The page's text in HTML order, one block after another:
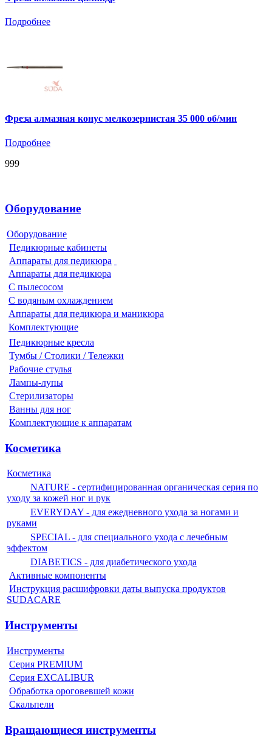
Подробнее
Фреза алмазная конус мелкозернистая 35 000 об/мин
Подробнее
999
Оборудование
Оборудование
Педикюрные кабинеты
Аппараты для педикюра
Аппараты для педикюра
С пылесосом
С водяным охлаждением
Аппараты для педикюра и маникюра
Комплектующие
Педикюрные кресла
Тумбы / Столики / Тележки
Рабочие стулья
Лампы-лупы
Стерилизаторы
Ванны для ног
Комплектующие к аппаратам
Косметика
Косметика
NATURE - сертифицированная органическая серия по
уходу за кожей ног и рук
EVERYDAY - для ежедневного ухода за ногами и
руками
SPECIAL - для специального ухода с лечебным
эффектом
DIABETICS - для диабетического ухода
Активные компоненты
Инструкция расшифровки даты выпуска продуктов
SUDACARE
Инструменты
Инструменты
Серия PREMIUM
Серия EXCALIBUR
Обработка ороговевшей кожи
Скальпели
Вращающиеся инструменты